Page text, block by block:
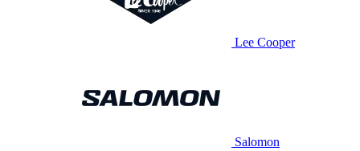
Lee Cooper
Salomon